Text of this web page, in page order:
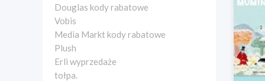
Douglas kody rabatowe
Vobis
Media Markt kody rabatowe
Plush
Erli wyprzedaże
tołpa.